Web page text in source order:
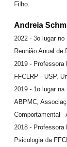
Filho.
Andreia
2022 - 3o lugar
Reunião Anual
2019 - Professora
FFCLRP - USP,
2019 - 1o lugar
ABPMC,
Comportamental -
2018 - Professora
Psicologia da